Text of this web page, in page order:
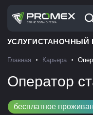
УСЛУГИСТАНОЧНЫЙ
Главная Карьера
Оператор
бесплатное